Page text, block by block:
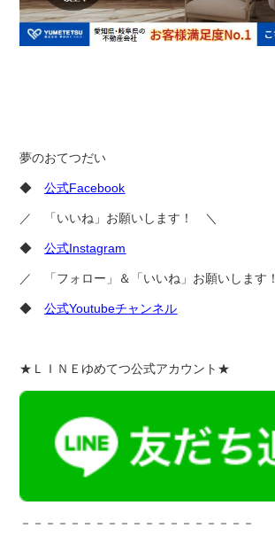
夢のおてつだい
◆公式Facebook
／ 「いいね」お願いします！ ＼
◆公式Instagram
／ 「フォロー」＆「いいね」お願いします
◆公式Youtubeチャンネル
★ＬＩＮＥゆめてつ公式アカウント★
－－－－－－－－－－－－－－－－－－－